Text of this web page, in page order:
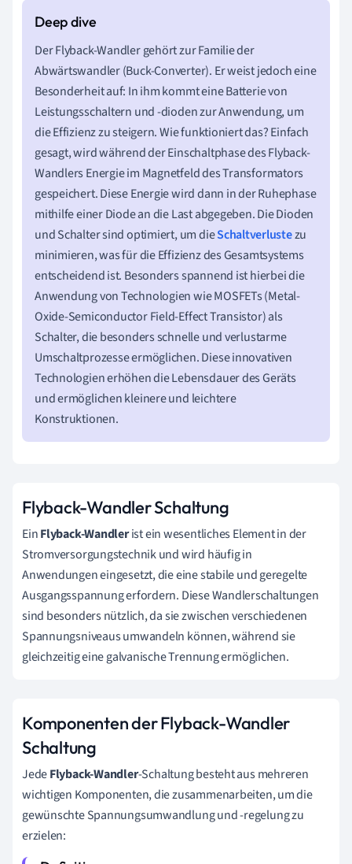
Der Flyback-Wandler gehört zur Familie der
Abwärtswandler (Buck-Converter). Er weist jedoch eine
Besonderheit auf: In ihm kommt eine Batterie von
Leistungsschaltern und -dioden zur Anwendung, um
die Effizienz zu steigern. Wie funktioniert das? Einfach
gesagt, wird während der Einschaltphase des Flyback-
Wandlers Energie im Magnetfeld des Transformators
gespeichert. Diese Energie wird dann in der Ruhephase
mithilfe einer Diode an die Last abgegeben. Die Dioden
und Schalter sind optimiert, um dieSchaltverlustezu
minimieren, was für die Effizienz des Gesamtsystems
entscheidend ist. Besonders spannend ist hierbei die
Anwendung von Technologien wie MOSFETs (Metal-
Oxide-Semiconductor Field-Effect Transistor) als
Schalter, die besonders schnelle und verlustarme
Umschaltprozesse ermöglichen. Diese innovativen
Technologien erhöhen die Lebensdauer des Geräts
und ermöglichen kleinere und leichtere
Konstruktionen.
Flyback-Wandler Schaltung
EinFlyback-Wandlerist ein wesentliches Element in der
Stromversorgungstechnik und wird häufig in
Anwendungen eingesetzt, die eine stabile und geregelte
Ausgangsspannung erfordern. Diese Wandlerschaltungen
sind besonders nützlich, da sie zwischen verschiedenen
Spannungsniveaus umwandeln können, während sie
gleichzeitig eine galvanische Trennung ermöglichen.
Komponenten der Flyback-Wandler
Schaltung
JedeFlyback-Wandler-Schaltung besteht aus mehreren
wichtigen Komponenten, die zusammenarbeiten, um die
gewünschte Spannungsumwandlung und -regelung zu
erzielen: